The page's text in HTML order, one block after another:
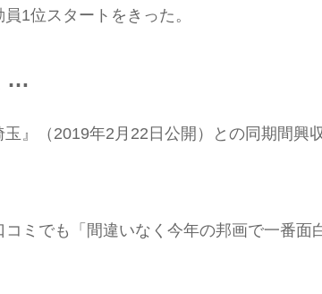
1位スタートをきった。
…
』（2019年2月22日公開）との同期間興
コミでも「間違いなく今年の邦画で一番